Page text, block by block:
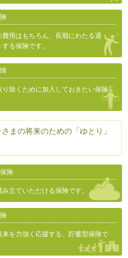
用はもちろん、長期にわたる通
る保険です。
除くために加入しておきたい保険
まの将来のための「ゆとり」
険
立ていただける保険です。
を力強く応援する、貯蓄型保険で